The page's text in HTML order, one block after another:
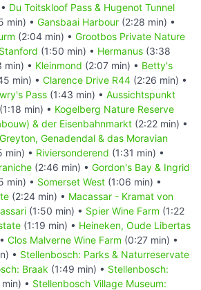
Du Toitskloof Pass & Hugenot Tunnel
min) • Gansbaai Harbour (2:28 min) •
(2:04 min) • Grootbos Private Nature
Stanford (1:50 min) • Hermanus (3:38
min) • Kleinmond (2:07 min) • Betty's
min) • Clarence Drive R44 (2:26 min) •
Pass (1:43 min) • Aussichtspunkt
(1:18 min) • Kogelberg Nature Reserve
& der Eisenbahnmarkt (2:22 min) •
Greyton, Genadendal & das Moravian
min) • Riviersonderend (1:31 min) •
(2:46 min) • Gordon's Bay & Ingrid
min) • Somerset West (1:06 min) •
(2:24 min) • Macassar - Kramat von
(1:50 min) • Spier Wine Farm (1:22
(1:19 min) • Heineken, Oude Libertas
Clos Malverne Wine Farm (0:27 min) •
• Stellenbosch: Parks & Naturreservate
Braak (1:49 min) • Stellenbosch:
• Stellenbosch Village Museum: